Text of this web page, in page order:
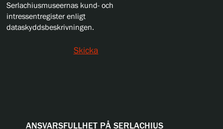
Serlachiusmuseernas kund- och
intressentregister enligt
dataskyddsbeskrivningen.
Skicka
ANSVARSFULLHET PÅ SERLACHIUS